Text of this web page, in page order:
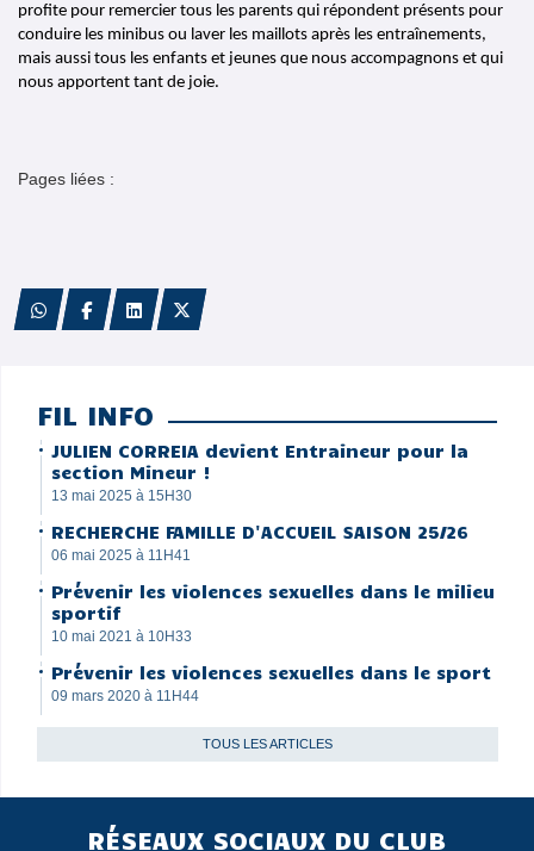
profite pour remercier tous les parents qui répondent présents pour
conduire les minibus ou laver les maillots après les entraînements,
mais aussi tous les enfants et jeunes que nous accompagnons et qui
nous apportent tant de joie.
Pages liées :
Presentation
Equipement
FIL INFO
JULIEN CORREIA devient Entraineur pour la
section Mineur !
13 mai 2025 à 15H30
RECHERCHE FAMILLE D'ACCUEIL SAISON 25/26
06 mai 2025 à 11H41
Prévenir les violences sexuelles dans le milieu
sportif
10 mai 2021 à 10H33
Prévenir les violences sexuelles dans le sport
09 mars 2020 à 11H44
TOUS LES ARTICLES
RÉSEAUX SOCIAUX DU CLUB